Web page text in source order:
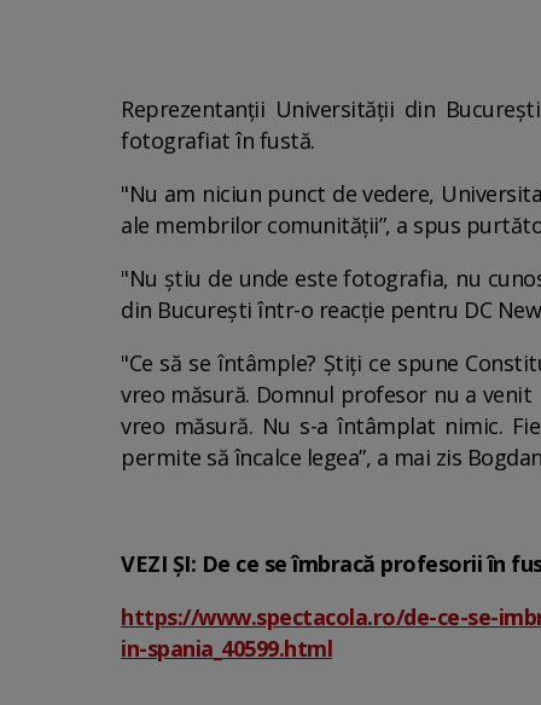
Reprezentanții Universității din
fotografiat în fustă.
"Nu am niciun punct de vedere,
ale membrilor comunității”, a spus
"Nu știu de unde este fotografia, nu
din București într-o reacție pentru DC
"Ce să se întâmple? Știți ce spune
vreo măsură. Domnul profesor nu a
vreo măsură. Nu s-a întâmplat nimic.
permite să încalce legea”, a mai zis
VEZI ȘI: De ce se îmbracă profesorii în
https://www.spectacola.ro/de-ce-se-
in-spania_40599.html